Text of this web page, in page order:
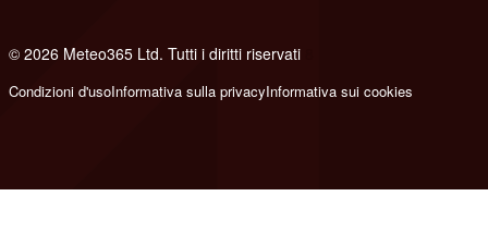
© 2026 Meteo365 Ltd. Tutti i diritti riservati
Condizioni d'usoInformativa sulla privacyInformativa sui cookies